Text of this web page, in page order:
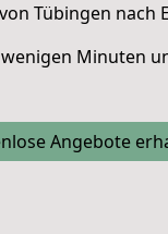
von Tübingen nach
Minuten
Angebote